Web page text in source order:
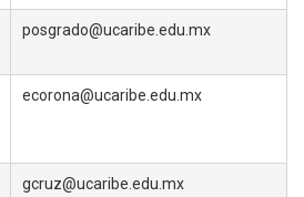
posgrado@ucaribe.edu.mx
ecorona@ucaribe.edu.mx
gcruz@ucaribe.edu.mx